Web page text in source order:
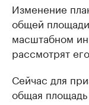
Изменение
общей
масштабном
рассмотрят
Сейчас для
общая